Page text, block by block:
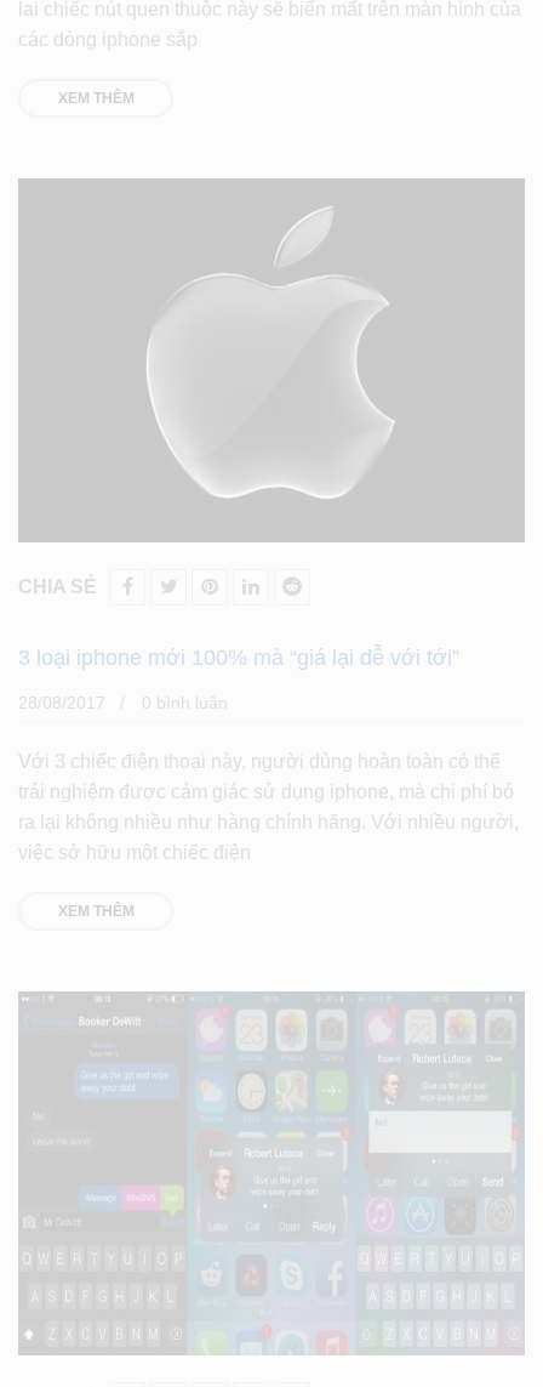
lai chiếc nút quen thuộc này sẽ biến mất trên màn hình của
các dòng iphone sắp
XEM THÊM
CHIA SẺ
3 loại iphone mới 100% mà “giá lại dễ với tới”
28/08/2017 0 bình luân
Với 3 chiếc điện thoại này, người dùng hoàn toàn có thể
trải nghiệm được cảm giác sử dụng iphone, mà chi phí bỏ
ra lại không nhiều như hàng chính hãng. Với nhiều người,
việc sở hữu một chiếc điện
XEM THÊM